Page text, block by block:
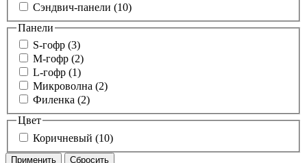
Сэндвич-панели (10)
Панели
S-гофр (3)
M-гофр (2)
L-гофр (1)
Микроволна (2)
Филенка (2)
Цвет
Коричневый (10)